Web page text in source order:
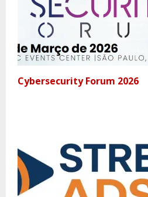
Cybersecurity Forum 2026